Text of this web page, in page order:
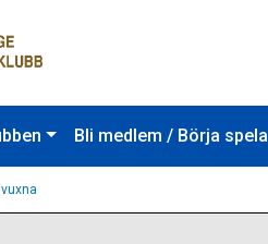
Bli medlem / Börja spela